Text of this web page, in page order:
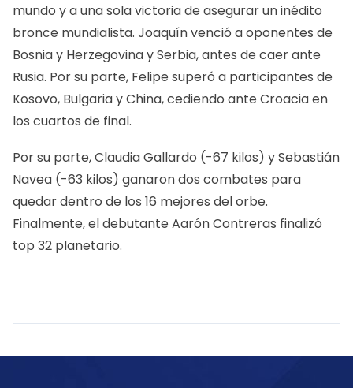
mundo y a una sola victoria de asegurar un inédito
bronce mundialista. Joaquín venció a oponentes de
Bosnia y Herzegovina y Serbia, antes de caer ante
Rusia. Por su parte, Felipe superó a participantes de
Kosovo, Bulgaria y China, cediendo ante Croacia en
los cuartos de final.
Por su parte, Claudia Gallardo (-67 kilos) y Sebastián
Navea (-63 kilos) ganaron dos combates para
quedar dentro de los 16 mejores del orbe.
Finalmente, el debutante Aarón Contreras finalizó
top 32 planetario.